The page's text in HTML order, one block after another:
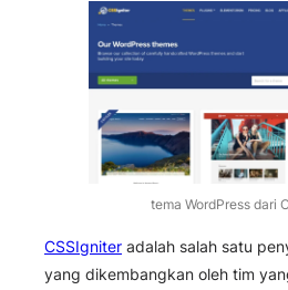
tema WordPress dari
CSSIgniter adalah salah satu
yang dikembangkan oleh tim